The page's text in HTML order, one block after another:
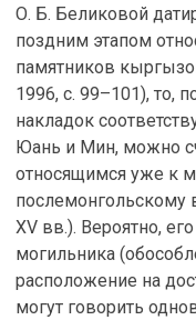
О. Б. Беликовой
поздним этапом
памятников
1996, с. 99–101), то,
накладок
Юань и Мин, можно
относящимся уже к
послемонгольскому
XV вв.). Вероятно,
могильника
расположение на
могут говорить